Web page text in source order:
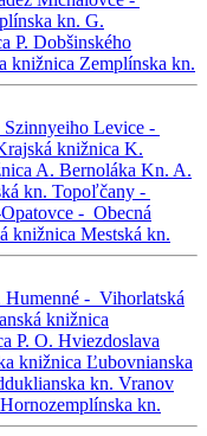
kn. G.
P. Dobšinského
knižnica Zemplínska kn.
Szinnyeiho Levice -
knižnica K.
A. Bernoláka Kn. A.
kn. Topoľčany -
- Obecná
knižnica Mestská kn.
Humenné - Vihorlatská
knižnica
P. O. Hviezdoslava
knižnica Ľubovnianska
kn. Vranov
Hornozemplínska kn.